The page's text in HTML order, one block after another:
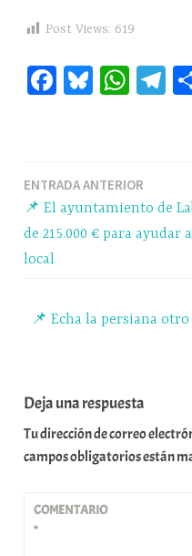
Post Views: 619
Fa Bl W
pp m
Navegación
de
entradas
ENTRADA ANTERIOR
📌 El ayuntamiento de
de 215.000 € para
local
📌 Echa la persiana
Deja una respuesta
Tu dirección de correo
campos obligatorios están
COMENTARIO
*